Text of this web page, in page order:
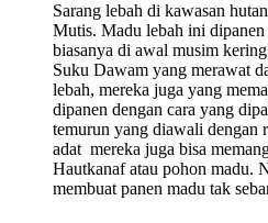
Sarang lebah di kawasan
Mutis. Madu lebah ini dipanen
biasanya di awal musim
Suku Dawam yang merawat
lebah, mereka juga yang
dipanen dengan cara yang
temurun yang diawali dengan
adat mereka juga bisa
Hautkanaf atau pohon madu.
membuat panen madu tak